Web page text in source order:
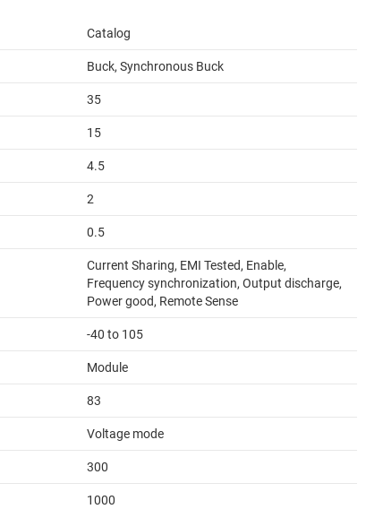
Catalog
Buck, Synchronous Buck
35
15
4.5
2
0.5
Current Sharing, EMI Tested, Enable,
Frequency synchronization, Output discharge,
Power good, Remote Sense
-40 to 105
Module
83
Voltage mode
300
1000